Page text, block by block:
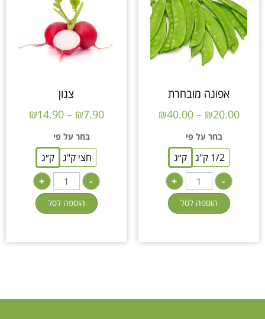
אפונה מובחרת
₪20.00
–
₪40.00
בחר על פי
1/2 ק"ג
ק״ג
-
+
הוספה לסל
צנון
₪7.90
–
₪14.90
בחר על פי
חצי ק"ג
ק״ג
-
+
הוספה לסל